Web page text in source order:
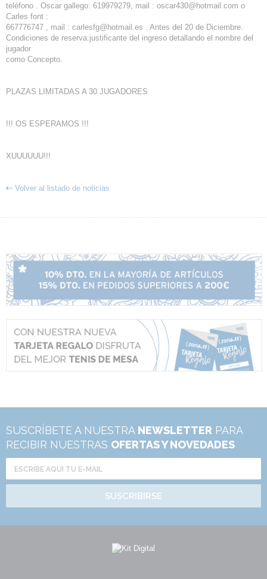
teléfono . Oscar gallego: 619979279, mail : oscar430@hotmail.com o
Carles font :
667776747 , mail : carlesfg@hotmail.es . Antes del 20 de Diciembre.
Condiciones de reserva:justificante del ingreso detallando el nombre del
jugador
como Concepto.
PLAZAS LIMITADAS A 30 JUGADORES
!!! OS ESPERAMOS !!!
XUUUUUU!!!
Volver al listado de noticias
SUSCRÍBETE A NUESTRA NEWSLETTER PARA
RECIBIR NUESTRAS OFERTAS Y NOVEDADES
SUSCRIBIRSE